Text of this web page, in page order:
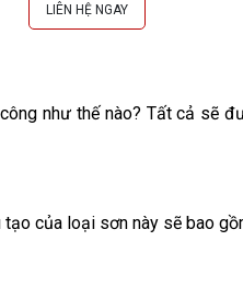
LIÊN HỆ NGAY
như thế nào? Tất cả sẽ
của loại sơn này sẽ bao